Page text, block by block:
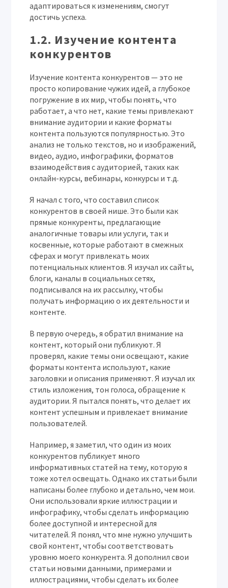
адаптироваться к изменениям, смогут
достичь успеха.
1.2. Изучение контента
конкурентов
Изучение контента конкурентов — это не
просто копирование чужих идей, а глубокое
погружение в их мир, чтобы понять, что
работает, а что нет, какие темы привлекают
внимание аудитории и какие форматы
контента пользуются популярностью. Это
анализ не только текстов, но и изображений,
видео, аудио, инфографики, форматов
взаимодействия с аудиторией, таких как
онлайн-курсы, вебинары, конкурсы и т.д.
Я начал с того, что составил список
конкурентов в своей нише. Это были как
прямые конкуренты, предлагающие
аналогичные товары или услуги, так и
косвенные, которые работают в смежных
сферах и могут привлекать моих
потенциальных клиентов. Я изучал их сайты,
блоги, каналы в социальных сетях,
подписывался на их рассылку, чтобы
получать информацию о их деятельности и
контенте.
В первую очередь, я обратил внимание на
контент, который они публикуют. Я
проверял, какие темы они освещают, какие
форматы контента используют, какие
заголовки и описания применяют. Я изучал их
стиль изложения, тон голоса, обращение к
аудитории. Я пытался понять, что делает их
контент успешным и привлекает внимание
пользователей.
Например, я заметил, что один из моих
конкурентов публикует много
информативных статей на тему, которую я
тоже хотел освещать. Однако их статьи были
написаны более глубоко и детально, чем мои.
Они использовали яркие иллюстрации и
инфографику, чтобы сделать информацию
более доступной и интересной для
читателей. Я понял, что мне нужно улучшить
свой контент, чтобы соответствовать
уровню моего конкурента. Я дополнил свои
статьи новыми данными, примерами и
иллюстрациями, чтобы сделать их более